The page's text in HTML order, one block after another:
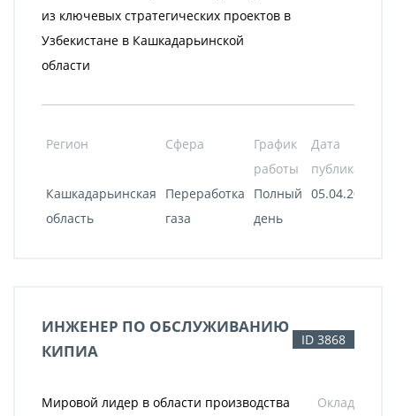
из ключевых стратегических проектов в
Узбекистане в Кашкадарьинской
области
Регион Сфера
График
работы
Дата
публикации
Кашкадарьинская
область
Переработка
газа
Полный
день
05.04.2022
ИНЖЕНЕР ПО ОБСЛУЖИВАНИЮ
КИПИА
ID 3868
Мировой лидер в области производства
Оклад